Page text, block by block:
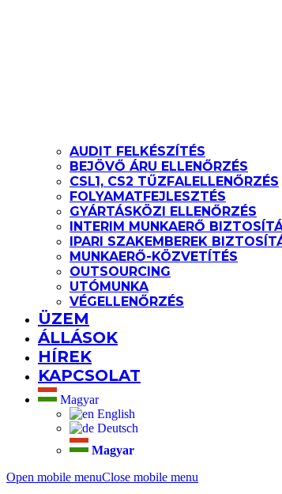
AUDIT FELKÉSZÍTÉS
BEJÖVŐ ÁRU ELLENŐRZÉS
CSL1, CS2 TŰZFALELLENŐRZÉS
FOLYAMATFEJLESZTÉS
GYÁRTÁSKÖZI ELLENŐRZÉS
INTERIM MUNKAERŐ
IPARI SZAKEMBEREK
MUNKAERŐ-KÖZVETÍTÉS
OUTSOURCING
UTÓMUNKA
VÉGELLENŐRZÉS
ÜZEM
ÁLLÁSOK
HÍREK
KAPCSOLAT
Magyar
English
Deutsch
Magyar
Open mobile menuClose mobile menu